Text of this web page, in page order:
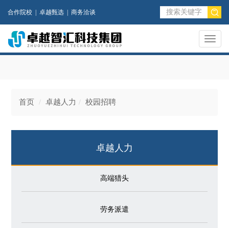
合作院校 卓越甄选 商务洽谈
Toggle
首页 卓越人力 校园招聘
卓越人力
高端猎头
劳务派遣